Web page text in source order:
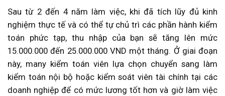
Sau từ 2 đến 4 năm làm việc, khi đã tích lũy đủ kinh
nghiệm thực tế và có thể tự chủ trì các phần hành kiểm
toán phức tạp, thu nhập của bạn sẽ tăng lên mức
15.000.000 đến 25.000.000 VND một tháng. Ở giai đoạn
này, many kiểm toán viên lựa chọn chuyển sang làm
kiểm toán nội bộ hoặc kiểm soát viên tài chính tại các
doanh nghiệp để có mức lương tốt hơn và giờ làm việc